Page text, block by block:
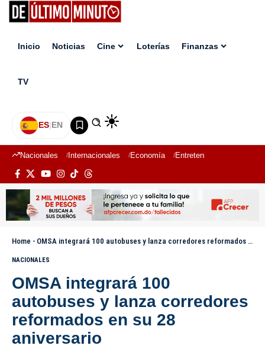
Inicio Noticias Cine Loterías Finanzas
TV
ES|EN
Nacionales Internacionales Economía Entretenimiento
Home - OMSA integrará 100 autobuses y lanza corredores reformados en su 28 aniversario
NACIONALES
OMSA integrará 100
autobuses y lanza corredores
reformados en su 28
aniversario